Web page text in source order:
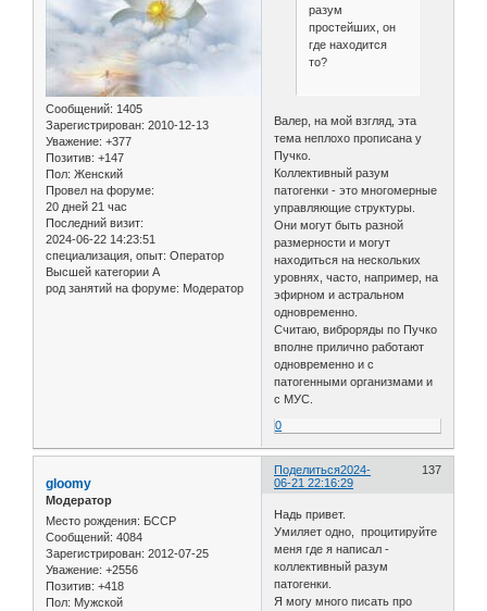
Сообщений: 1405
Зарегистрирован: 2010-12-13
Уважение: +377
Позитив: +147
Пол: Женский
Провел на форуме:
20 дней 21 час
Последний визит:
2024-06-22 14:23:51
специализация, опыт: Оператор
Высшей категории А
род занятий на форуме: Модератор
разум
простейших, он
где находится
то?
Валер, на мой взгляд, эта
тема неплохо прописана у
Пучко.
Коллективный разум
патогенки - это многомерные
управляющие структуры.
Они могут быть разной
размерности и могут
находиться на нескольких
уровнях, часто, например, на
эфирном и астральном
одновременно.
Считаю, виброряды по Пучко
вполне прилично работают
одновременно и с
патогенными организмами и
с МУС.
0
Поделиться 137
2024-
06-21 22:16:29
gloomy
Модератор
Место рождения: БССР
Сообщений: 4084
Зарегистрирован: 2012-07-25
Уважение: +2556
Позитив: +418
Пол: Мужской
Надь привет.
Умиляет одно, процитируйте
меня где я написал -
коллективный разум
патогенки.
Я могу много писать про